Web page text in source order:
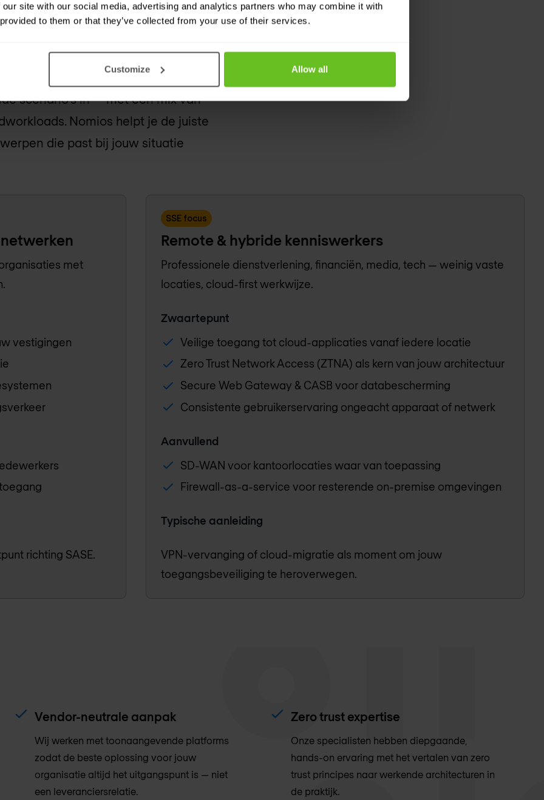
site with our social media, advertising and analytics partners who may combine it with
to them or that they’ve collected from your use of their services.
Customize Allow all
organisatie?
toegang in één architectuur — maar
profiel is volledig puur. De
scenario's in — met een mix van
Nomios helpt je de juiste
die past bij jouw situatie
met
vestigingen
richting SASE.
SSE focus
Remote & hybride kenniswerkers
Professionele dienstverlening, financiën, media, tech — weinig vaste
locaties, cloud-first werkwijze.
Zwaartepunt
Veilige toegang tot cloud-applicaties vanaf iedere locatie
Zero Trust Network Access (ZTNA) als kern van jouw architectuur
Secure Web Gateway & CASB voor databescherming
Consistente gebruikerservaring ongeacht apparaat of netwerk
Aanvullend
SD-WAN voor kantoorlocaties waar van toepassing
Firewall-as-a-service voor resterende on-premise omgevingen
Typische aanleiding
VPN-vervanging of cloud-migratie als moment om jouw
toegangsbeveiliging te heroverwegen.
Vendor-neutrale aanpak
Wij werken met toonaangevende platforms
zodat de beste oplossing voor jouw
organisatie altijd het uitgangspunt is — niet
een leveranciersrelatie.
Zero trust expertise
Onze specialisten hebben diepgaande,
hands-on ervaring met het vertalen van zero
trust principes naar werkende architecturen in
de praktijk.